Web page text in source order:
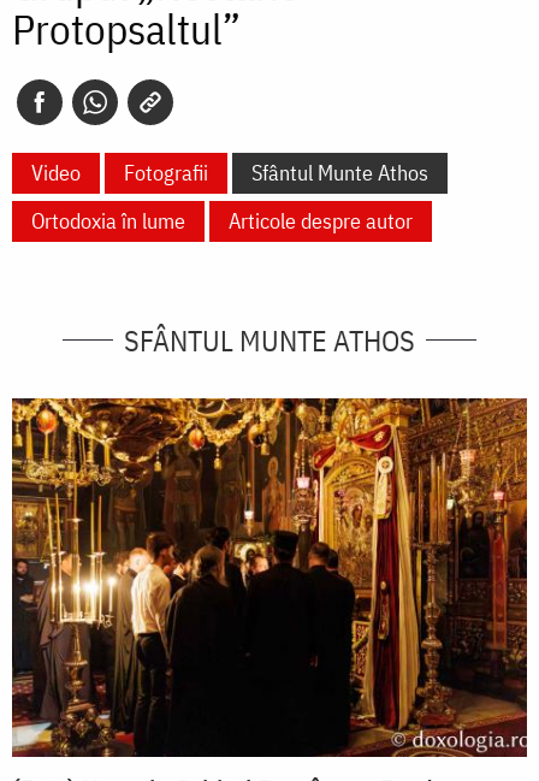
Protopsaltul”
Video Fotografii
Sfântul Munte Athos
Ortodoxia în lume
Articole despre autor
SFÂNTUL MUNTE ATHOS